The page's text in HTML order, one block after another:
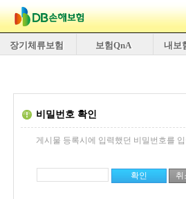
장기체류보험 보험QnA 내보
비밀번호 확인
게시물 등록시에 입력했던 비밀번호를